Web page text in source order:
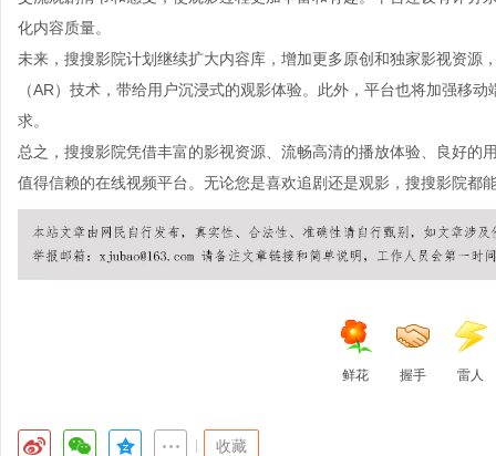
化内容质量。
未来，搜搜影院计划继续扩大内容库，增加更多原创和独家影视资源
（AR）技术，带给用户沉浸式的观影体验。此外，平台也将加强移
求。
总之，搜搜影院凭借丰富的影视资源、流畅高清的播放体验、良好
值得信赖的在线视频平台。无论您是喜欢追剧还是观影，搜搜影院都
鲜花 握手 雷人
收藏